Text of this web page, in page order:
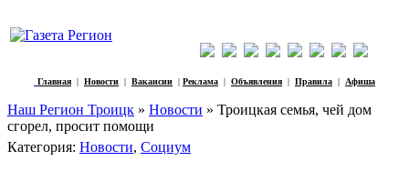
Главная | Новости | Вакансии | Реклама | Объявления | Правила | Афиша
Наш Регион Троицк » Новости » Троицкая семья, чей дом
сгорел, просит помощи
Категория: Новости, Социум